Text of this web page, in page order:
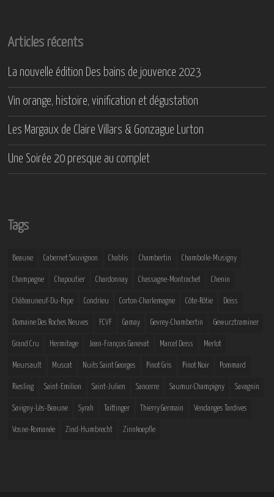
Articles récents
La nouvelle édition Des bains de jouvence 2023
Vin orange, histoire, vinification et dégustation
Les Margaux de Claire Villars & Gonzague Lurton
Une Soirée 20 presque au complet
Tags
Beaune Cabernet Sauvignon Chablis Chambertin Chambolle-Musigny
Champagne Chapoutier Chardonnay Chassagne-Montrachet Chenin
Châteauneuf-Du-Pape Condrieu Corton-Charlemagne Côte-Rôtie Deiss
Domaine Des Roches Neuves FCVF Gamay Gevrey-Chambertin Gewurztraminer
Grand Cru Hermitage Jean-François Ganevat Marcel Deiss Merlot
Meursault Muscat Nuits Saint Georges Pinot Gris Pinot Noir Pommard
Riesling Saint-Emilion Saint-Julien Sancerre Saumur-Champigny Savagnin
Savigny-Lès-Beaune Syrah Taittinger Thierry Germain Vendanges Tardives
Vosne-Romanée Zind-Humbrecht Zinnkoepfle